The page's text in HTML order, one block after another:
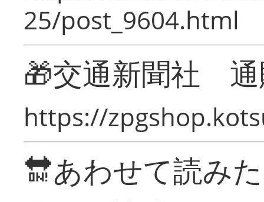
25/post_9604.html
🎁交通新聞社
https://
🔛あわせて読み